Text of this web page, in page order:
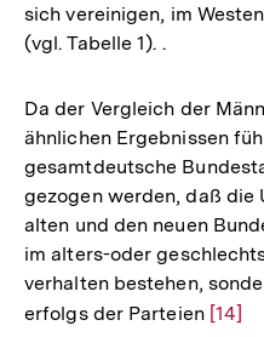
sich vereinigen, im
(vgl. Tabelle 1). .
Da der Vergleich der
ähnlichen Ergebnissen
gesamtdeutsche
gezogen werden, daß die
alten und den neuen
im alters-oder
verhalten bestehen,
erfolgs der Parteien Zur
[14]